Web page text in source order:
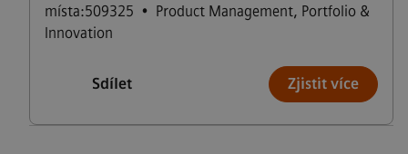
místa:509325 • Product Management, Portfolio &
Innovation
Sdílet Zjistit více